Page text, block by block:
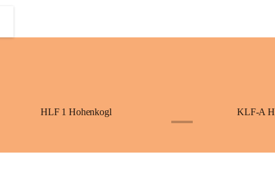
HLF 1 Hohenkogl KLF-A